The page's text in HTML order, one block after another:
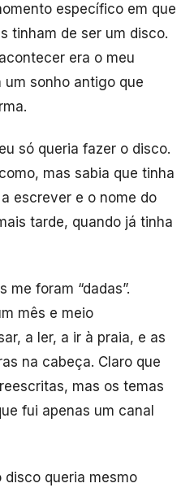
específico em que
tinham de ser um disco.
era o meu
um sonho antigo que
só queria fazer o disco.
mas sabia que tinha
escrever e o nome do
tarde, quando já tinha
me foram “dadas”.
mês e meio
a ler, a ir à praia, e as
na cabeça. Claro que
mas os temas
fui apenas um canal
disco queria mesmo